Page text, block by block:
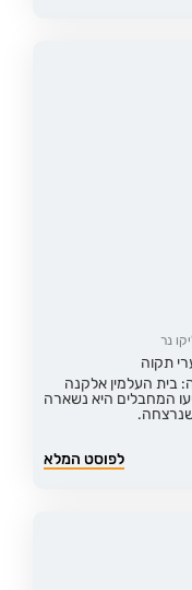
נר
תקוה
בית העלמין אלקנה
המחבלים היא נשארה
שנרצחה.
לפוסט המלא